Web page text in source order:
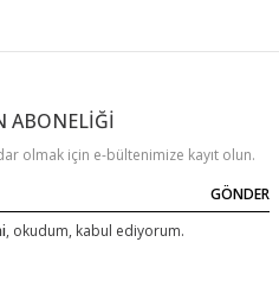
ABONELİĞİ
olmak için e-bültenimize kayıt olun.
GÖNDER
, okudum, kabul ediyorum.